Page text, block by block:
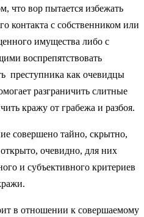
что вор пытается избежать
контакта с собственником или
имущества либо с
воспрепятствовать
преступника как очевидцы
разграничить слитные
кражу от грабежа и разбоя.
совершено тайно, скрытно,
очевидно, для них
и субъективного критериев
в отношении к совершаемому